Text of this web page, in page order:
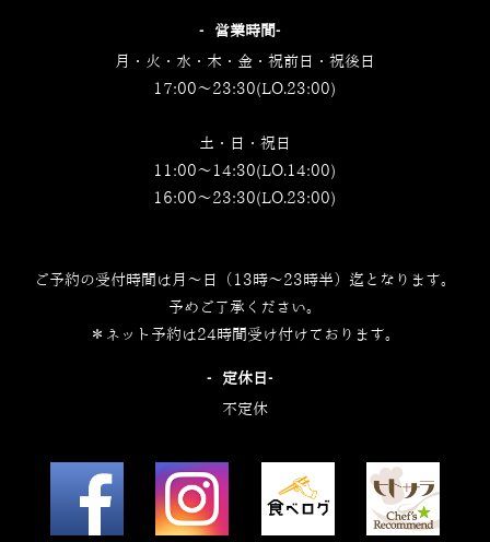
‐営業時間‐
月・火・水・木・金・祝前日・祝後日
17:00～23:30(LO.23:00)
土・日・祝日
11:00～14:30(LO.14:00)
16:00～23:30(LO.23:00)
ご予約の受付時間は月～日（13時～23時半）迄となります。
予めご了承ください。
＊ネット予約は24時間受け付けております。
‐定休日‐
不定休